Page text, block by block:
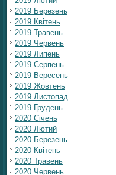
2019 Березень
2019 Квітень
2019 Травень
2019 Червень
2019 Липень
2019 Серпень
2019 Вересень
2019 Жовтень
2019 Листопад
2019 Грудень
2020 Січень
2020 Лютий
2020 Березень
2020 Квітень
2020 Травень
2020 Червень